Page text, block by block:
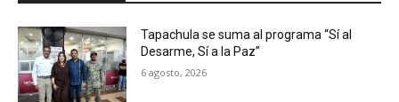
Tapachula se suma al programa “Sí al
Desarme, Sí a la Paz”
6 agosto, 2026